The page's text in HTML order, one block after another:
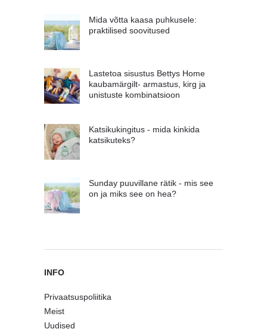
Mida võtta kaasa puhkusele:
praktilised soovitused
Lastetoa sisustus Bettys Home
kaubamärgilt- armastus, kirg ja
unistuste kombinatsioon
Katsikukingitus - mida kinkida
katsikuteks?
Sunday puuvillane rätik - mis see
on ja miks see on hea?
INFO
Privaatsuspoliitika
Meist
Uudised